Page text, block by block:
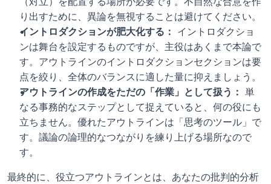
り出すために、異論を無視することは避けてください。
イントロダクションが肥大化する： イントロダクショ
ンは舞台を設定するものですが、主役はあくまで本論で
す。アウトラインのイントロダクションセクションは要
点を絞り、全体のバランスに適した量に抑えましょう。
アウトラインの作成をただの「作業」として扱う： 単
なる事務的なステップとして捉えていると、何の役にも
立ちません。優れたアウトラインは「思考のツール」で
す。議論の論理的なつながりを練り上げる場所なので
す。
最終的に、役立つアウトラインとは、あなたの批判的分析